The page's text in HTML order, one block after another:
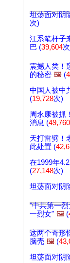
坦荡面对阴
次)
江系笔杆子
巴 (39,604
震撼人类！
的秘密 🖼️ (
中国人被中
(19,728次)
周永康被抓
消息 (49,760
天打雷劈！
此处置 (
在1999年
(27,148次)
坦荡面对阴
"中共第一
一烈女" 🖼️ (
这两个奇形
脑壳 🖼️ (
坦荡面对阴